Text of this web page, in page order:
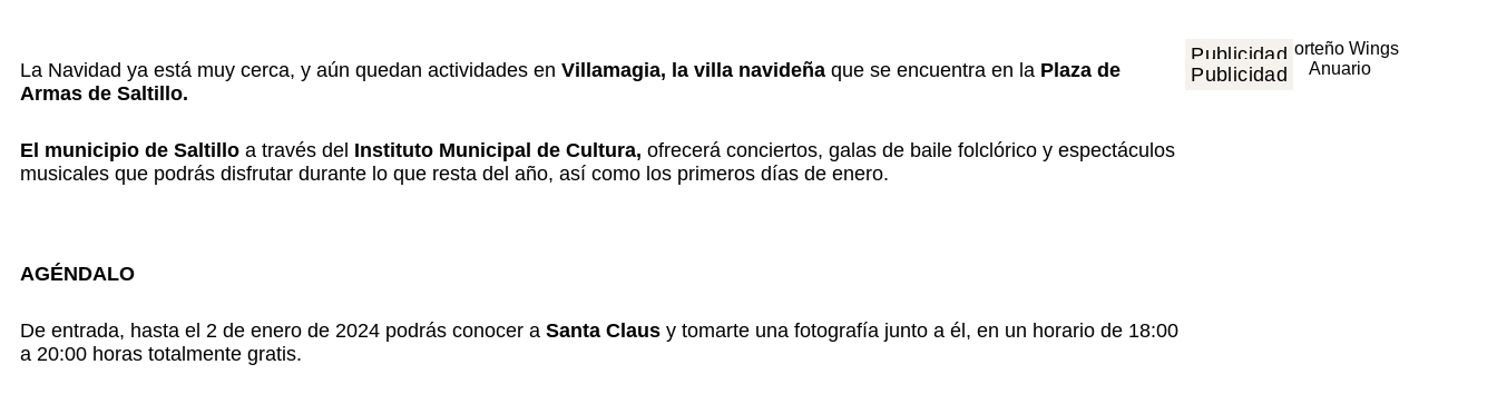
La Navidad ya está muy cerca, y aún quedan actividades en Villamagia, la villa navideña que se encuentra en la Plaza de
Armas de Saltillo.
El municipio de Saltillo a través del Instituto Municipal de Cultura, ofrecerá conciertos, galas de baile folclórico y espectáculos
musicales que podrás disfrutar durante lo que resta del año, así como los primeros días de enero.
AGÉNDALO
De entrada, hasta el 2 de enero de 2024 podrás conocer a Santa Claus y tomarte una fotografía junto a él, en un horario de 18:00
a 20:00 horas totalmente gratis.
Publicidad
Publicidad